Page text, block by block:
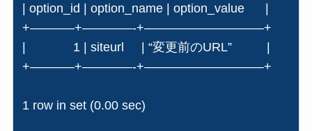
| option_id | option_name | option_value |
+———–+————-+—————————–+
| 1 | siteurl | “変更前のURL” |
+———–+————-+—————————–+
1 row in set (0.00 sec)